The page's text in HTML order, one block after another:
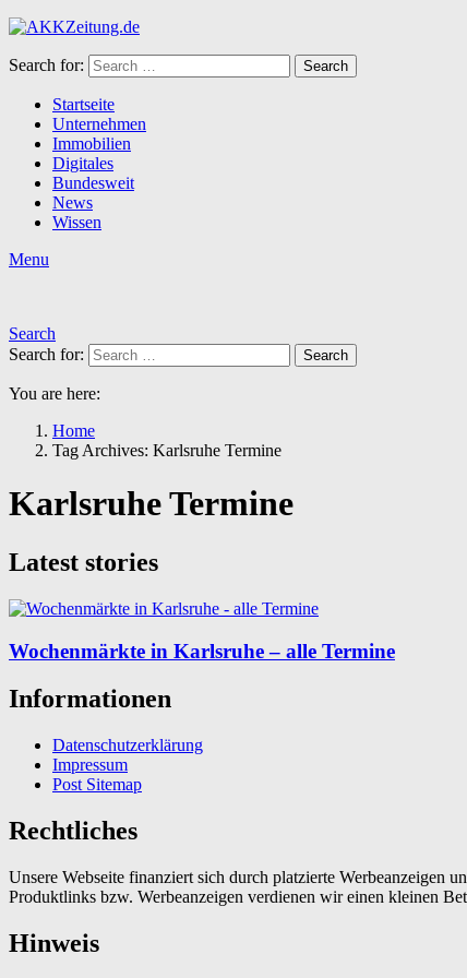
Search for: Search
Startseite
Unternehmen
Immobilien
Digitales
Bundesweit
News
Wissen
Menu
Search
Search for:
Search
You are here:
Home
Tag Archives: Karlsruhe Termine
Karlsruhe Termine
Latest stories
Wochenmärkte in Karlsruhe – alle Termine
Informationen
Datenschutzerklärung
Impressum
Post Sitemap
Rechtliches
Unsere Webseite finanziert sich durch platzierte
Produktlinks bzw. Werbeanzeigen verdienen wir einen kleinen
Hinweis